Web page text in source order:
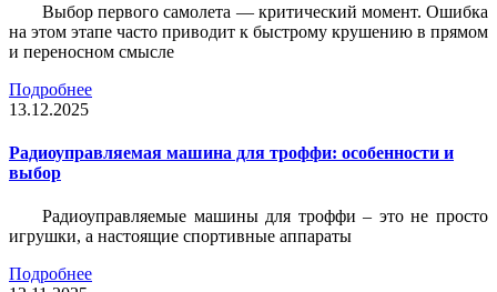
Выбор первого самолета — критический момент. Ошибка
на этом этапе часто приводит к быстрому крушению в прямом
и переносном смысле
Подробнее
13.12.2025
Радиоуправляемая машина для троффи: особенности и
выбор
Радиоуправляемые машины для троффи – это не просто
игрушки, а настоящие спортивные аппараты
Подробнее